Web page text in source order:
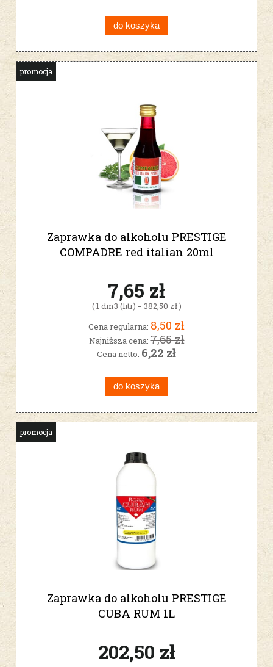
do koszyka
Zaprawka do alkoholu PRESTIGE
COMPADRE red italian 20ml
7,65 zł
( 1 dm3 (litr) = 382,50 zł )
Cena regularna: 8,50 zł
Najniższa cena:7,65 zł
Cena netto: 6,22 zł
do koszyka
promocja
Zaprawka do alkoholu PRESTIGE
CUBA RUM 1L
202,50 zł
promocja